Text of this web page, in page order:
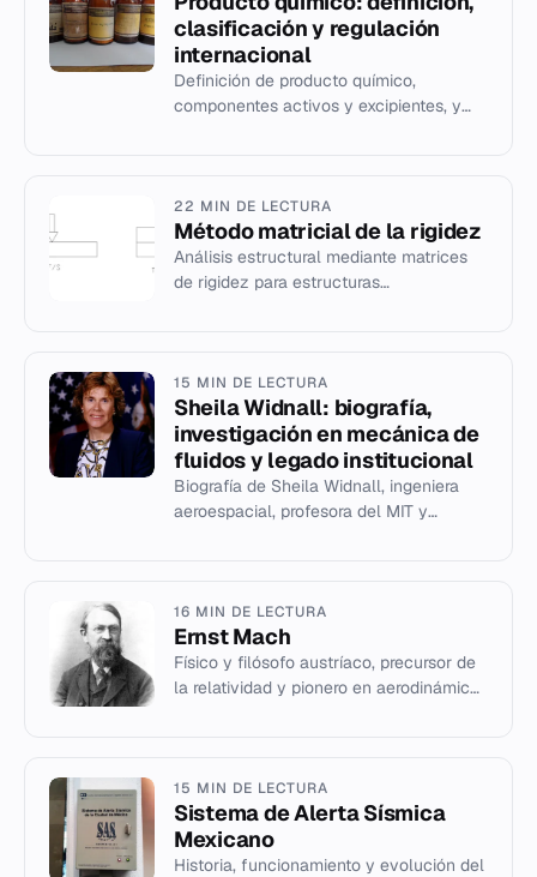
clasificación y regulación
internacional
Definición de producto químico,
componentes activos y excipientes, y
22 MIN DE LECTURA
Método matricial de la rigidez
Análisis estructural mediante matrices
de rigidez para estructuras
15 MIN DE LECTURA
Sheila Widnall: biografía,
investigación en mecánica de
fluidos y legado institucional
Biografía de Sheila Widnall, ingeniera
aeroespacial, profesora del MIT y
16 MIN DE LECTURA
Ernst Mach
Físico y filósofo austríaco, precursor de
la relatividad y pionero en aerodinámica
15 MIN DE LECTURA
Sistema de Alerta Sísmica
Mexicano
Historia, funcionamiento y evolución del